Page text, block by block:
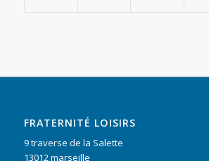
FRATERNITÉ LOISIRS
9 traverse de la Salette
13012 marseille